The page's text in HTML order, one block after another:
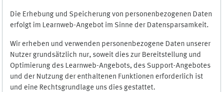
Die Erhebung und Speicherung von personenbezogenen Daten
erfolgt im Learnweb-Angebot im Sinne der Datensparsamkeit.
Wir erheben und verwenden personenbezogene Daten unserer
Nutzer grundsätzlich nur, soweit dies zur Bereitstellung und
Optimierung des Learnweb-Angebots, des Support-Angebotes
und der Nutzung der enthaltenen Funktionen erforderlich ist
und eine Rechtsgrundlage uns dies gestattet.